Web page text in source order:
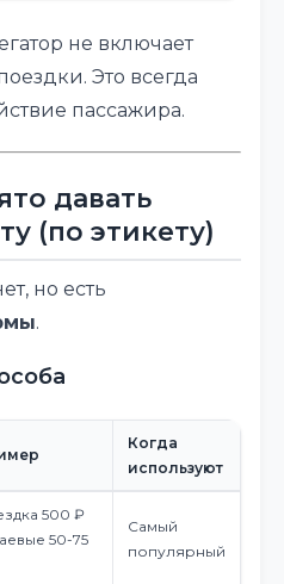
не включает
Это всегда
пассажира.
давать
(по этикету)
но есть
.
Когда
используют
500 ₽
50-75
Самый
популярный